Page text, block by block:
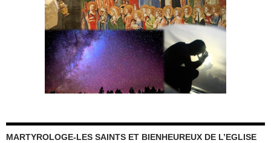
MARTYROLOGE-LES SAINTS ET BIENHEUREUX DE L’EGLISE